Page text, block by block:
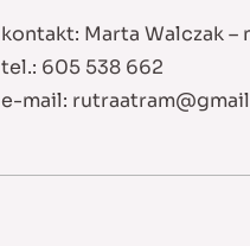
kontakt: Marta Walczak –
tel.: 605 538 662
e-mail: